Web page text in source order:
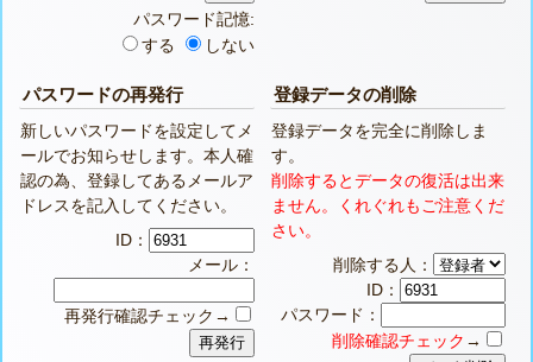
パスワード記憶:
する
しない
パスワードの再発行
新しいパスワードを設定してメ
ールでお知らせします。本人確
認の為、登録してあるメールア
ドレスを記入してください。
ID：
メール：
再発行確認チェック→
登録データの削除
登録データを完全に削除しま
す。
削除するとデータの復活は出来
ません。くれぐれもご注意くだ
さい。
削除する人：
ID：
パスワード：
削除確認チェック →